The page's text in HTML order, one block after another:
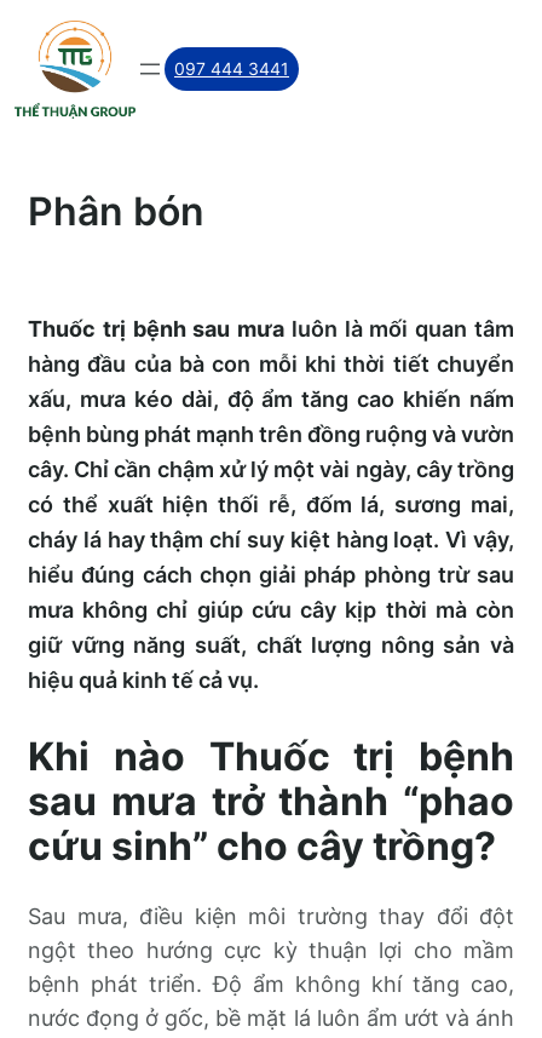
Skip
content
097 444 3441
Phân bón
Thuốc trị bệnh sau mưa luôn là mối quan tâm
hàng đầu của bà con mỗi khi thời tiết chuyển
xấu, mưa kéo dài, độ ẩm tăng cao khiến nấm
bệnh bùng phát mạnh trên đồng ruộng và vườn
cây. Chỉ cần chậm xử lý một vài ngày, cây trồng
có thể xuất hiện thối rễ, đốm lá, sương mai,
cháy lá hay thậm chí suy kiệt hàng loạt. Vì vậy,
hiểu đúng cách chọn giải pháp phòng trừ sau
mưa không chỉ giúp cứu cây kịp thời mà còn
giữ vững năng suất, chất lượng nông sản và
hiệu quả kinh tế cả vụ.
Khi nào Thuốc trị bệnh
sau mưa trở thành “phao
cứu sinh” cho cây trồng?
Sau mưa, điều kiện môi trường thay đổi đột
ngột theo hướng cực kỳ thuận lợi cho mầm
bệnh phát triển. Độ ẩm không khí tăng cao,
nước đọng ở gốc, bề mặt lá luôn ẩm ướt và ánh